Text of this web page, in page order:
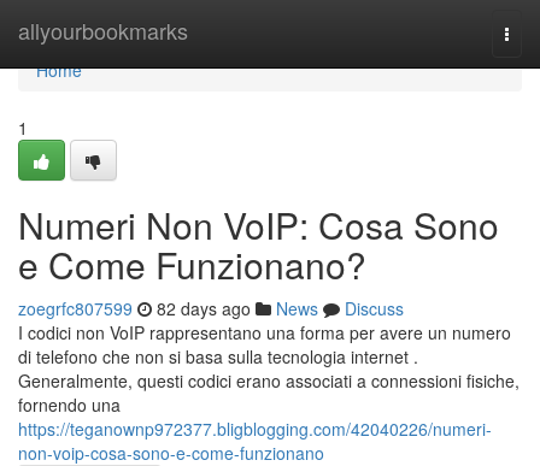
allyourbookmarks
Home
Home
1
Numeri Non VoIP: Cosa Sono
e Come Funzionano?
zoegrfc807599 82 days ago News
Discuss
I codici non VoIP rappresentano una forma per avere un numero
di telefono che non si basa sulla tecnologia internet .
Generalmente, questi codici erano associati a connessioni fisiche,
fornendo una
https://teganownp972377.bligblogging.com/42040226/numeri-
non-voip-cosa-sono-e-come-funzionano